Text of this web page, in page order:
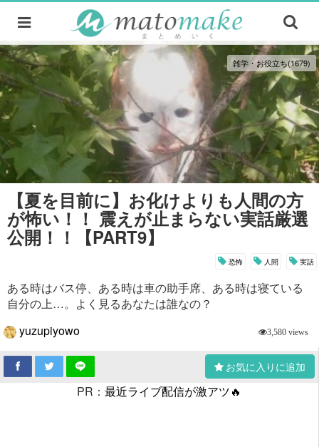
雑学・お役立ち(1679)
【夏を目前に】お化けよりも人間の方
が怖い！！ 震えが止まらない実話厳選
公開！！【PART9】
恐怖 人間 実話
ある時はバス停、ある時は車の助手席、ある時は寝ている
自分の上…。よく見るあなたは誰なの？
yuzupiyowo
3,580 views
お気に入りに追加
PR： 最近ライブ配信が激アツ🔥